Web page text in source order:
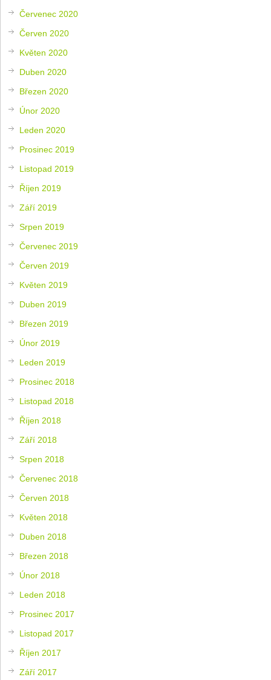
Červenec 2020
Červen 2020
Květen 2020
Duben 2020
Březen 2020
Únor 2020
Leden 2020
Prosinec 2019
Listopad 2019
Říjen 2019
Září 2019
Srpen 2019
Červenec 2019
Červen 2019
Květen 2019
Duben 2019
Březen 2019
Únor 2019
Leden 2019
Prosinec 2018
Listopad 2018
Říjen 2018
Září 2018
Srpen 2018
Červenec 2018
Červen 2018
Květen 2018
Duben 2018
Březen 2018
Únor 2018
Leden 2018
Prosinec 2017
Listopad 2017
Říjen 2017
Září 2017